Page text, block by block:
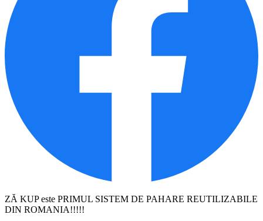
ZĂ KUP este PRIMUL SISTEM DE PAHARE REUTILIZABILE
DIN ROMANIA!!!!!